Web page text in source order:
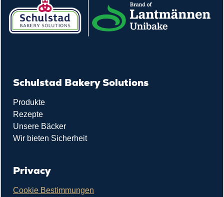
Schulstad Bakery Solutions
Produkte
Rezepte
Unsere Bäcker
Wir bieten Sicherheit
Privacy
Cookie Bestimmungen